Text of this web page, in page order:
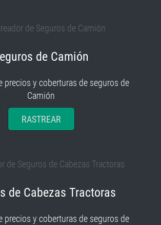
de Camión
precios y coberturas de seguros de
Camión
RASTREAR
de Cabezas Tractoras
precios y coberturas de seguros de